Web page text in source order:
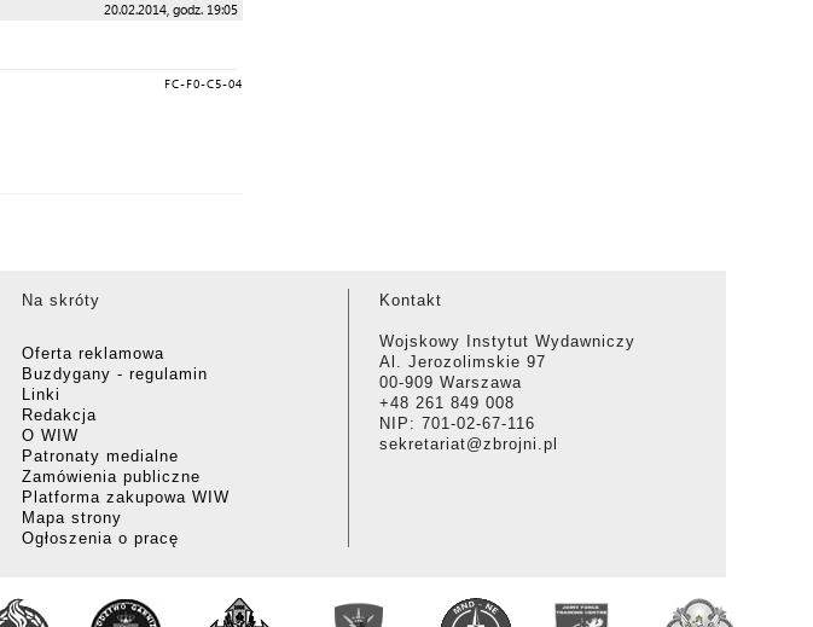
20.02.2014, godz. 19:05
FC-F0-C5-04
Na skróty
Oferta reklamowa
Buzdygany - regulamin
Linki
Redakcja
O WIW
Patronaty medialne
Zamówienia publiczne
Platforma zakupowa WIW
Mapa strony
Ogłoszenia o pracę
Kontakt
Wojskowy Instytut Wydawniczy
Al. Jerozolimskie 97
00-909 Warszawa
+48 261 849 008
NIP: 701-02-67-116
sekretariat@zbrojni.pl